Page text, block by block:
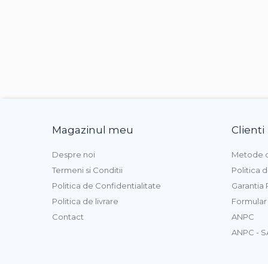
Magazinul meu
Despre noi
Termeni si Conditii
Politica de Confidentialitate
Politica de livrare
Contact
Clienti
Metode
Politica
Garantia
ANPC
ANPC -